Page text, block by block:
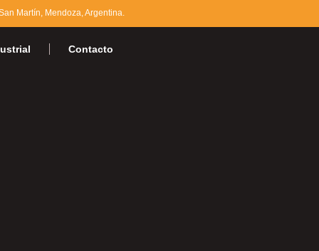
Martín, Mendoza, Argentina.
Contacto